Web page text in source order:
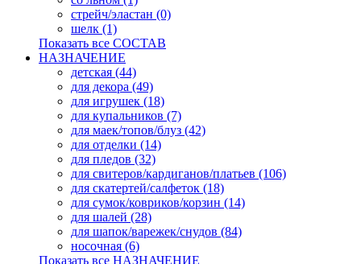
стрейч/эластан (0)
шелк (1)
Показать все СОСТАВ
НАЗНАЧЕНИЕ
детская (44)
для декора (49)
для игрушек (18)
для купальников (7)
для маек/топов/блуз (42)
для отделки (14)
для пледов (32)
для свитеров/кардиганов/платьев (106)
для скатертей/салфеток (18)
для сумок/ковриков/корзин (14)
для шалей (28)
для шапок/варежек/снудов (84)
носочная (6)
Показать все НАЗНАЧЕНИЕ